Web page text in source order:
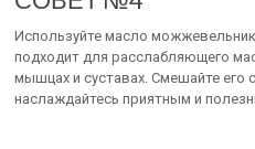
Используйте масло
подходит для расслабляющего
мышцах и суставах. Смешайте его
наслаждайтесь приятным и